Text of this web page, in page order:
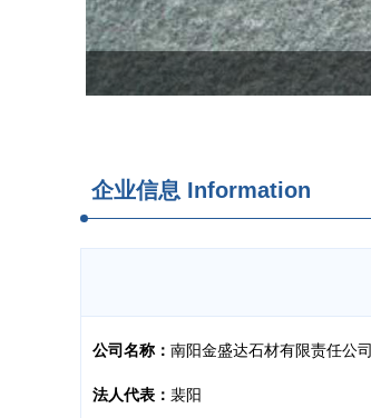
企业信息 Information
公司名称： 南阳金盛达石材有限责任公司
法人代表： 裴阳